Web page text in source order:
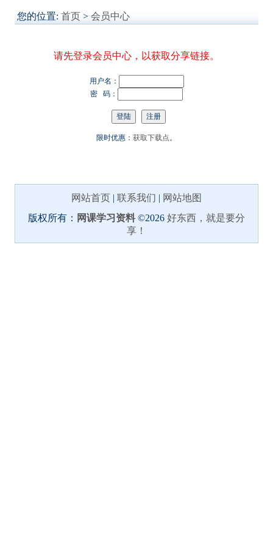
您的位置: 首页 > 会员中心
请先登录会员中心，以获取分享链接。
用户名：
密 码：
限时优惠： 获取下载点。
网站首页 | 联系我们 | 网站地图
版权所有： 网课学习资料©2026 好东西，就是要分
享！